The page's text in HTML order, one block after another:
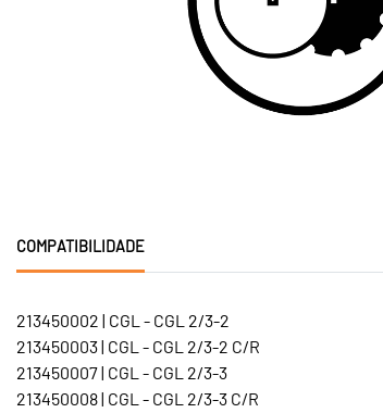
COMPATIBILIDADE
213450002 | CGL - CGL 2/3-2
213450003 | CGL - CGL 2/3-2 C/R
213450007 | CGL - CGL 2/3-3
213450008 | CGL - CGL 2/3-3 C/R